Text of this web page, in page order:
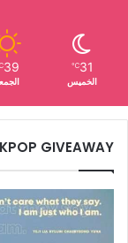
31
℃
الخميس
39
KPOP GIVEAWAY
فرقة
اتزي
ITZY